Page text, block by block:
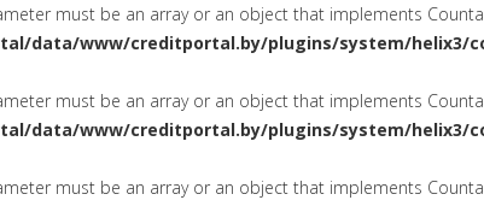
must be an array or an object that implements
data/www/creditportal.by/plugins/system/helix3/
must be an array or an object that implements
data/www/creditportal.by/plugins/system/helix3/
must be an array or an object that implements